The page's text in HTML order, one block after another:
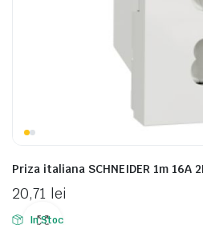
Priza italiana SCHNEIDER 1m 16A
20,71 lei
In Stoc